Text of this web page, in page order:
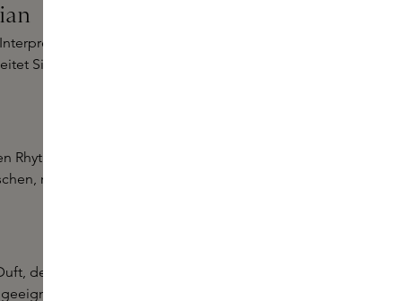
der klassischen Rose.
Sie auf subtile Weise durch
der Stadt wider. Ein
raffinierten Eindruck
der an frisch gewaschenes
für alle, die einen